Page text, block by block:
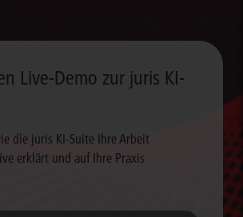
Live-Demo zur juris KI-
die juris KI-Suite Ihre Arbeit
erklärt und auf Ihre Praxis